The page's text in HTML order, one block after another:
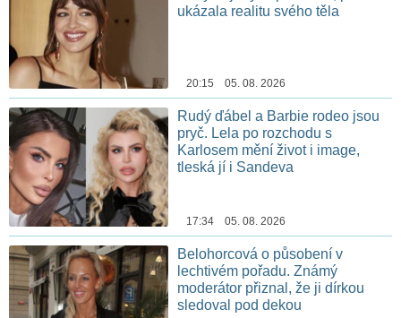
ukázala realitu svého těla
20:15 05. 08. 2026
Rudý ďábel a Barbie rodeo jsou
pryč. Lela po rozchodu s
Karlosem mění život i image,
tleská jí i Sandeva
17:34 05. 08. 2026
Belohorcová o působení v
lechtivém pořadu. Známý
moderátor přiznal, že ji dírkou
sledoval pod dekou